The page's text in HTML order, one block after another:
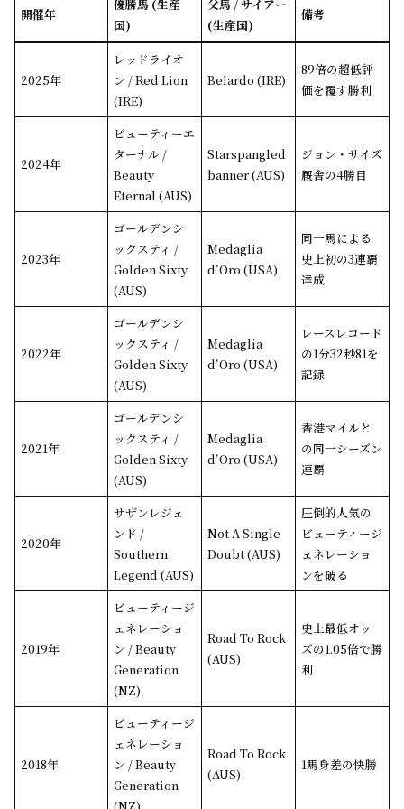
開催年
優勝馬 (生産
国)
父馬 / サイアー
(生産国)
備考
2025年
レッドライオ
ン / Red Lion
(IRE)
Belardo (IRE)
89倍の超低評
価を覆す勝利
2024年
ビューティーエ
ターナル /
Beauty
Eternal (AUS)
Starspangled
banner (AUS)
ジョン・サイズ
厩舎の4勝目
2023年
ゴールデンシ
ックスティ /
Golden Sixty
(AUS)
Medaglia
d’Oro (USA)
同一馬による
史上初の3連覇
達成
2022年
ゴールデンシ
ックスティ /
Golden Sixty
(AUS)
Medaglia
d’Oro (USA)
レースレコード
の1分32秒81を
記録
2021年
ゴールデンシ
ックスティ /
Golden Sixty
(AUS)
Medaglia
d’Oro (USA)
香港マイルと
の同一シーズン
連覇
2020年
サザンレジェ
ンド /
Southern
Legend (AUS)
Not A Single
Doubt (AUS)
圧倒的人気の
ビューティージ
ェネレーショ
ンを破る
2019年
ビューティージ
ェネレーショ
ン / Beauty
Generation
(NZ)
Road To Rock
(AUS)
史上最低オッ
ズの1.05倍で勝
利
2018年
ビューティージ
ェネレーショ
ン / Beauty
Generation
Road To Rock
(AUS)
1馬身差の快勝